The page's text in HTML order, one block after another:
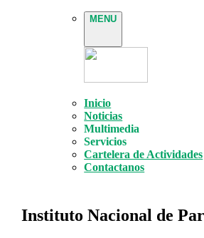
MENU
Inicio
Noticias
Multimedia
Servicios
Cartelera de Actividades
Contactanos
Instituto Nacional de